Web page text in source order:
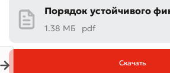
Порядок устойчивого
1.38 МБ pdf
Скачать